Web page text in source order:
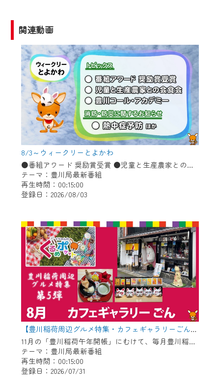
関連動画
8/3～ウィークリーとよかわ
●番組アワード 奨励賞受賞 ●児童と生産農家との会食会 ●豊川コール・アカデミー ●消防・防災に関するお知らせ「熱中症予防」ほか
テーマ：豊川局最新番組
再生時間：00:15:00
登録日：2026/08/03
【豊川稲荷周辺グルメ特集・カフェギャラリーごん】Cちゃんのぐるめポケット
11月の「豊川稲荷午年開帳」にむけて、毎月豊川稲荷周辺のグルメを紹介します！ 今回は狐のグッズや縁起物を展示＆販売している古民家カフェ！自慢のお狐ぜんざいやお狐メニューが食べられます♪
テーマ：豊川局最新番組
再生時間：00:15:00
登録日：2026/07/31
2024年9月24日からはご加入者様へのサー
ビス向上のため、
『CCNet Web TV』を利用いただくには、
一部コンテンツを除き、
CCNetサービスへの加入と『CCNetマイ
ページ※』へのログインが必要となりま
す。
何卒、ご理解ご了承の程よろしくお願い
いたします。
※マイページへのログインには、MyIDが必
要となります。
※MyIDとは、CCNet Web TVを含むCCNetの
各種サービスをご利用頂くためのIDです。
IDはお客様が使っているメールアドレス
（GmailやYahooなどのフリーメールアドレ
スでも作成可能です）
※マイページへのログイン・MyIDの新規登
録はこちらから
※CCNetアプリをご利用中の方は引き続き
ご視聴いただけます。
＜メンテナンス情報＞
CCNetWebTVのリニューアルにともないメ
ンテナンス作業を予定しています。
日時 9/24 9:30～16:30